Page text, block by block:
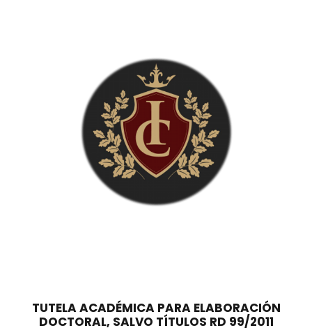
,
0
0
€
.
€
TUTELA ACADÉMICA PARA ELABORACIÓN
DOCTORAL, SALVO TÍTULOS RD 99/2011